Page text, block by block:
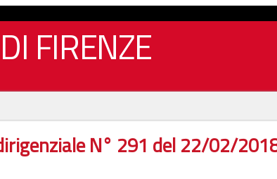
FIRENZE
N° 291 del 22/02/